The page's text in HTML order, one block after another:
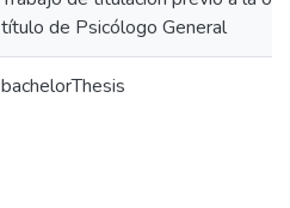
título de Psicólogo General
bachelorThesis